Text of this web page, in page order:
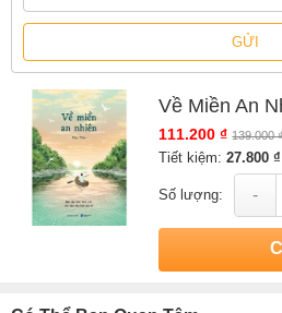
GỬI
Về Miền An
111.200 ₫ 139.000
Tiết kiệm:27.800 ₫
Số lượng: -